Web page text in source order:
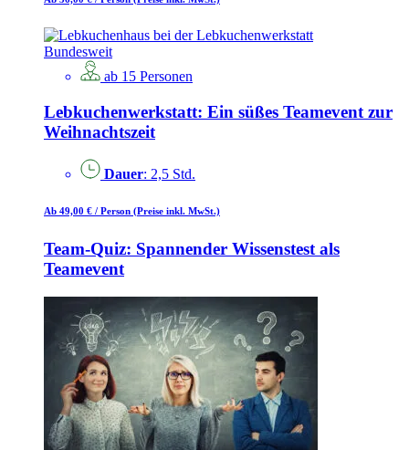
Bundesweit
ab 15 Personen
Lebkuchenwerkstatt: Ein süßes Teamevent zur
Weihnachtszeit
Dauer: 2,5 Std.
Ab 49,00 € / Person (Preise inkl. MwSt.)
Team-Quiz: Spannender Wissenstest als
Teamevent